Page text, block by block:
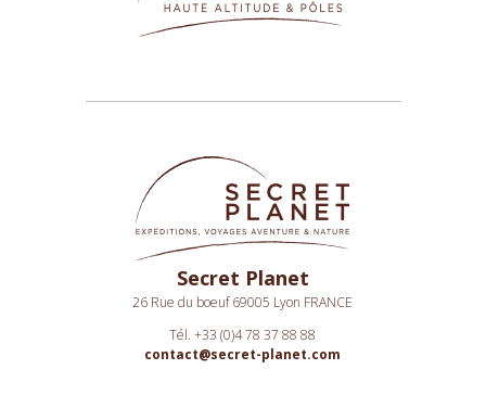
Secret Planet
26 Rue du boeuf 69005 Lyon FRANCE
Tél. +33 (0)4 78 37 88 88
contact@secret-planet.com